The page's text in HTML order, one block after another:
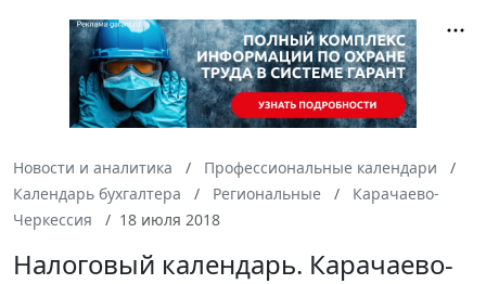
Новости и аналитика
Профессиональные календари
Календарь бухгалтера
Региональные
Карачаево-
Черкессия
18 июля 2018
Налоговый календарь. Карачаево-